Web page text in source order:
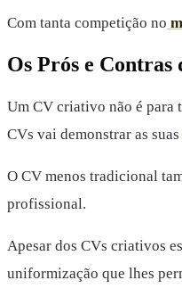
Com tanta competição no
Os Prós e
Um CV criativo não é para
CVs vai demonstrar as suas
O CV menos tradicional
profissional.
Apesar dos CVs criativos
uniformização que lhes